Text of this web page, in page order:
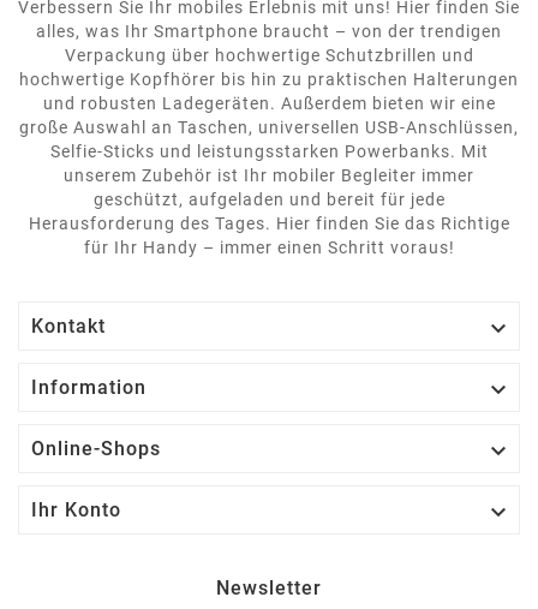
Verbessern Sie Ihr mobiles Erlebnis mit uns! Hier finden Sie
alles, was Ihr Smartphone braucht – von der trendigen
Verpackung über hochwertige Schutzbrillen und
hochwertige Kopfhörer bis hin zu praktischen Halterungen
und robusten Ladegeräten. Außerdem bieten wir eine
große Auswahl an Taschen, universellen USB-Anschlüssen,
Selfie-Sticks und leistungsstarken Powerbanks. Mit
unserem Zubehör ist Ihr mobiler Begleiter immer
geschützt, aufgeladen und bereit für jede
Herausforderung des Tages. Hier finden Sie das Richtige
für Ihr Handy – immer einen Schritt voraus!
Kontakt 
Information 
Online-Shops 
Ihr Konto 
Newsletter